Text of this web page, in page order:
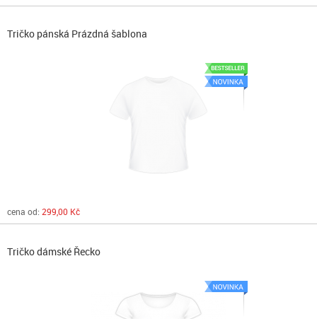
Tričko pánská Prázdná šablona
cena od: 299,00 Kč
Tričko dámské Řecko